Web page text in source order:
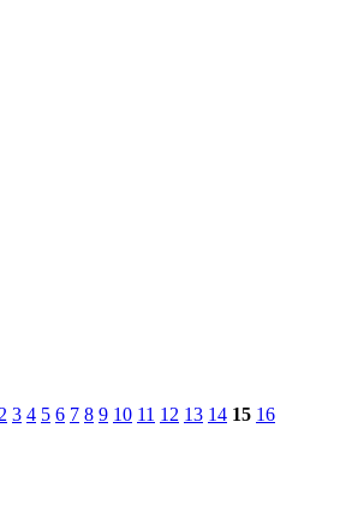
2 3 4 5 6 7 8 9 10 11 12 13 14 15 16